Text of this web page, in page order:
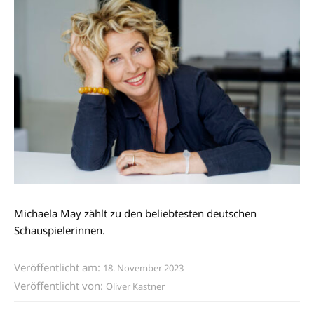
Michaela May zählt zu den beliebtesten deutschen
Schauspielerinnen.
Veröffentlicht am: 18. November 2023
Veröffentlicht von: Oliver Kastner